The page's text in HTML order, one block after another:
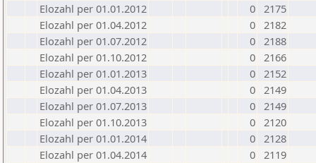
Elozahl per 01.01.2012
0 2175
Elozahl per 01.04.2012
0 2182
Elozahl per 01.07.2012
0 2188
Elozahl per 01.10.2012
0 2166
Elozahl per 01.01.2013
0 2152
Elozahl per 01.04.2013
0 2149
Elozahl per 01.07.2013
0 2149
Elozahl per 01.10.2013
0 2120
Elozahl per 01.01.2014
0 2128
Elozahl per 01.04.2014
0 2119